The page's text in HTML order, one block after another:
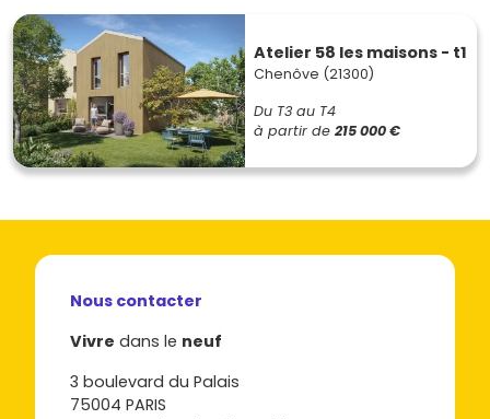
Atelier 58 les maisons - t1
Chenôve (21300)
Du T3 au T4
à partir de 215 000 €
Nous contacter
Vivre dans le neuf
3 boulevard du Palais
75004 PARIS